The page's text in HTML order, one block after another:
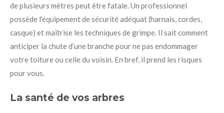
de plusieurs mètres peut être fatale. Un professionnel
possède l’équipement de sécurité adéquat (harnais, cordes,
casque) et maîtrise les techniques de grimpe. Il sait comment
anticiper la chute d’une branche pour ne pas endommager
votre toiture ou celle du voisin. En bref, il prend les risques
pour vous.
La santé de vos arbres